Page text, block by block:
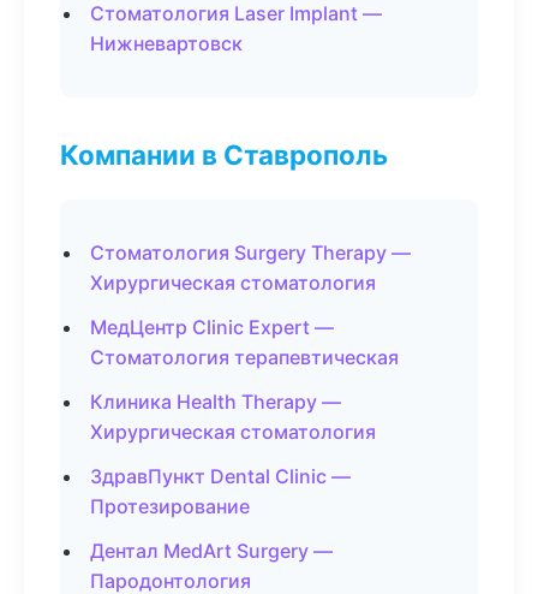
Стоматология Laser Implant —
Нижневартовск
Компании в Ставрополь
Стоматология Surgery Therapy —
Хирургическая стоматология
МедЦентр Clinic Expert —
Стоматология терапевтическая
Клиника Health Therapy —
Хирургическая стоматология
ЗдравПункт Dental Clinic —
Протезирование
Дентал MedArt Surgery —
Пародонтология